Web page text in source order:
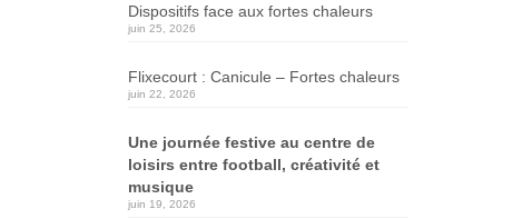
Dispositifs face aux fortes chaleurs
juin 25, 2026
Flixecourt : Canicule – Fortes chaleurs
juin 22, 2026
Une journée festive au centre de
loisirs entre football, créativité et
musique
juin 19, 2026